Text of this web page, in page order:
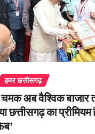
हमर छत्तीसगढ़
चमक अब वैश्विक बाजार
छत्तीसगढ़ का